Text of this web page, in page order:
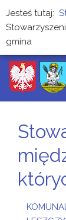
Jesteś tutaj:
gmina